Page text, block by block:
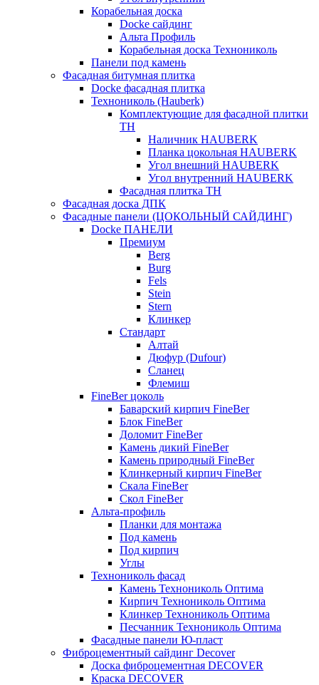
Корабельная доска
Docke сайдинг
Альта Профиль
Корабельная доска Технониколь
Панели под камень
Фасадная битумная плитка
Docke фасадная плитка
Технониколь (Hauberk)
Комплектующие для фасадной плитки
ТН
Наличник HAUBERK
Планка цокольная HAUBERK
Угол внешний HAUBERK
Угол внутренний HAUBERK
Фасадная плитка ТН
Фасадная доска ДПК
Фасадные панели (ЦОКОЛЬНЫЙ САЙДИНГ)
Docke ПАНЕЛИ
Премиум
Berg
Burg
Fels
Stein
Stern
Клинкер
Стандарт
Алтай
Дюфур (Dufour)
Сланец
Флемиш
FineBer цоколь
Баварский кирпич FineBer
Блок FineBer
Доломит FineBer
Камень дикий FineBer
Камень природный FineBer
Клинкерный кирпич FineBer
Скала FineBer
Скол FineBer
Альта-профиль
Планки для монтажа
Под камень
Под кирпич
Углы
Технониколь фасад
Камень Технониколь Оптима
Кирпич Технониколь Оптима
Клинкер Технониколь Оптима
Песчанник Технониколь Оптима
Фасадные панели Ю-пласт
Фиброцементный сайдинг Decover
Доска фиброцементная DECOVER
Краска DECOVER